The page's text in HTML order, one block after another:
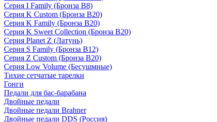
Серия I Family (Бронза B8)
Серия K Custom (Бронза B20)
Серия K Family (Бронза B20)
Серия K Sweet Collection (Бронза B20)
Серия Planet Z (Латунь)
Серия S Family (Бронза B12)
Серия Z Custom (Бронза B20)
Серия Low Volume (Бесушмные)
Тихие сетчатые тарелки
Гонги
Педали для бас-барабана
Двойные педали
Двойные педали Brahner
Двойные педали DDS (Россия)